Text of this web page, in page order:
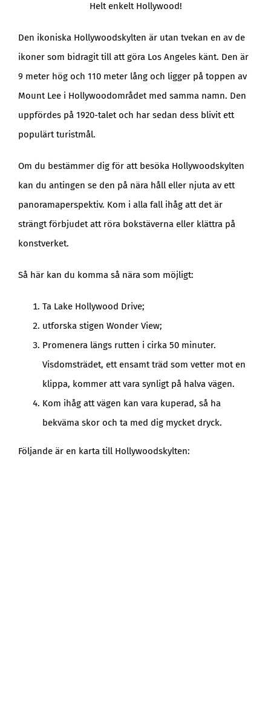
Helt enkelt Hollywood!
Den ikoniska Hollywoodskylten är utan tvekan en av de
ikoner som bidragit till att göra Los Angeles känt. Den är
9 meter hög och 110 meter lång och ligger på toppen av
Mount Lee i Hollywoodområdet med samma namn. Den
uppfördes på 1920-talet och har sedan dess blivit ett
populärt turistmål.
Om du bestämmer dig för att besöka Hollywoodskylten
kan du antingen se den på nära håll eller njuta av ett
panoramaperspektiv. Kom i alla fall ihåg att det är
strängt förbjudet att röra bokstäverna eller klättra på
konstverket.
Så här kan du komma så nära som möjligt:
Ta Lake Hollywood Drive;
utforska stigen Wonder View;
Promenera längs rutten i cirka 50 minuter.
Visdomsträdet, ett ensamt träd som vetter mot en
klippa, kommer att vara synligt på halva vägen.
Kom ihåg att vägen kan vara kuperad, så ha
bekväma skor och ta med dig mycket dryck.
Följande är en karta till Hollywoodskylten: